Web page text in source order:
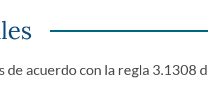
acuerdo con la regla 3.1308